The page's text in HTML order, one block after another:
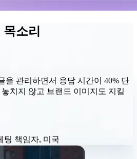
소리
을 관리하면서 응답 시간이 40% 단
치지 않고 브랜드 이미지도 지킬
팅 책임자, 미국